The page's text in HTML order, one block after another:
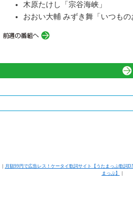
木原たけし「宗谷海峡」
おおい大輔 みずき舞「いつもの
｜ 月額99円で広告レス！ケータイ歌詞サイト【うたまっぷ歌詞DX
まっぷ】
｜